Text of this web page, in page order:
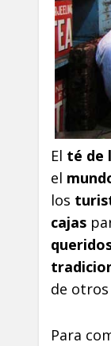
El té de
el
los
cajas
de
Para